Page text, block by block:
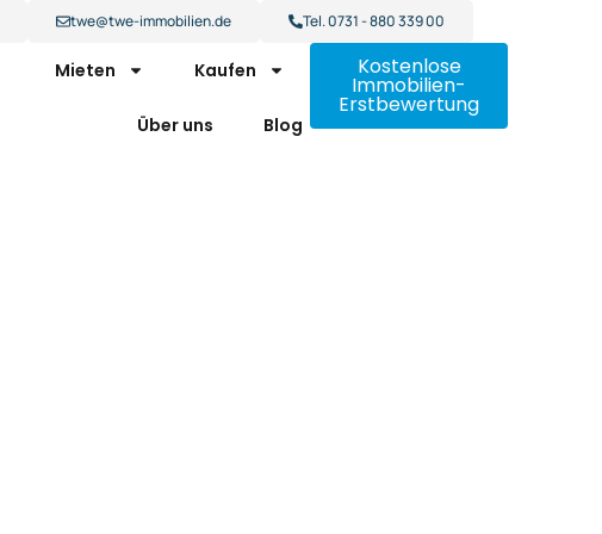
Tel. 0731 - 880 339 00
twe@twe-immobilien.de
Mieten Kaufen
Über uns Blog
Kostenlose
Immobilien-
Erstbewertung